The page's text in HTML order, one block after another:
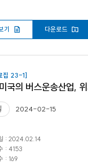
기 다운로드
집 23-1]
2024-02-15
: 2024.02.14
: 4153
: 169